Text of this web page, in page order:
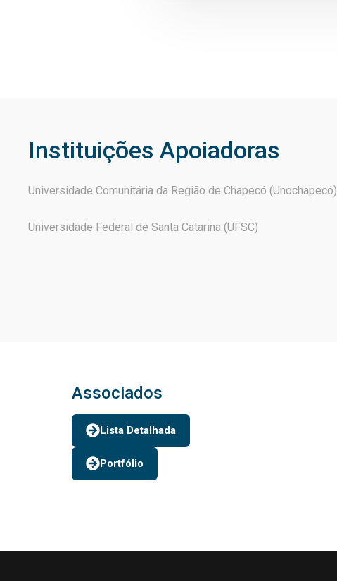
Instituições Apoiadoras
Universidade Comunitária da Região de Chapecó (Unochapecó)
Universidade Federal de Santa Catarina (UFSC)
Associados
Lista Detalhada
Portfólio